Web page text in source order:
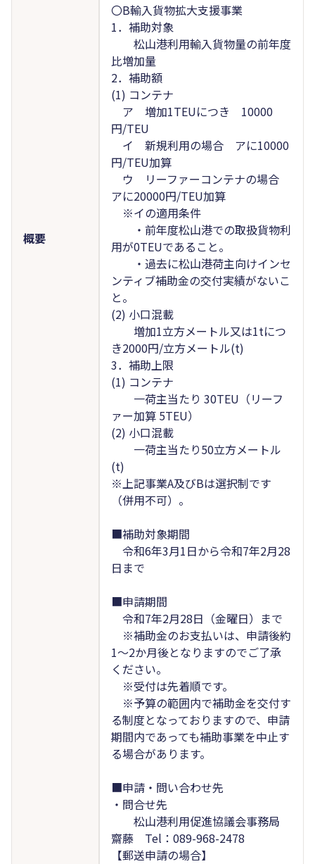
概要
〇B輸入貨物拡大支援事業
1．補助対象
松山港利用輸入貨物量の前年度
比増加量
2．補助額
(1) コンテナ
ア 増加1TEUにつき 10000
円/TEU
イ 新規利用の場合 アに10000
円/TEU加算
ウ リーファーコンテナの場合
アに20000円/TEU加算
※イの適用条件
・前年度松山港での取扱貨物利
用が0TEUであること。
・過去に松山港荷主向けインセ
ンティブ補助金の交付実績がないこ
と。
(2) 小口混載
増加1立方メートル又は1tにつ
き2000円/立方メートル(t)
3．補助上限
(1) コンテナ
一荷主当たり 30TEU（リーフ
ァー加算 5TEU）
(2) 小口混載
一荷主当たり50立方メートル
(t)
※上記事業A及びBは選択制です
（併用不可）。
■補助対象期間
令和6年3月1日から令和7年2月28
日まで
■申請期間
令和7年2月28日（金曜日）まで
※補助金のお支払いは、申請後約
1～2か月後となりますのでご了承
ください。
※受付は先着順です。
※予算の範囲内で補助金を交付す
る制度となっておりますので、申請
期間内であっても補助事業を中止す
る場合があります。
■申請・問い合わせ先
・問合せ先
松山港利用促進協議会事務局
齋藤 Tel：089-968-2478
【郵送申請の場合】